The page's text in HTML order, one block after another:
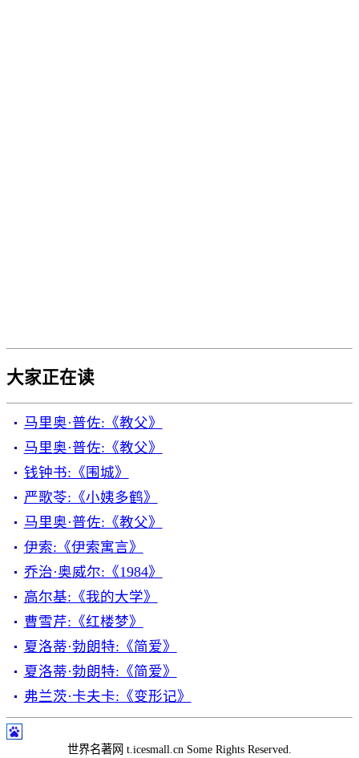
大家正在读
马里奥·普佐:《教父》
马里奥·普佐:《教父》
钱钟书:《围城》
严歌苓:《小姨多鹤》
马里奥·普佐:《教父》
伊索:《伊索寓言》
乔治·奥威尔:《1984》
高尔基:《我的大学》
曹雪芹:《红楼梦》
夏洛蒂·勃朗特:《简爱》
夏洛蒂·勃朗特:《简爱》
弗兰茨·卡夫卡:《变形记》
世界名著网 t.icesmall.cn Some Rights Reserved.